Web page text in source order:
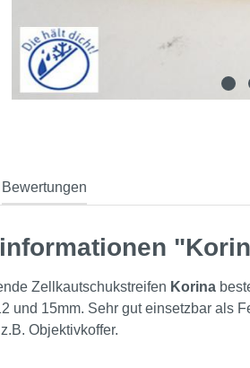
Bewertungen
Zellkautschukstreifen Korina
und 15mm. Sehr gut einsetzbar als
Objektivkoffer.